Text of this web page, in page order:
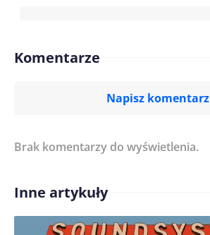
Komentarze
Napisz komentarz
Treść komentarza*
Imię/ Nick*
Brak komentarzy do wyświetlenia.
Inne artykuły